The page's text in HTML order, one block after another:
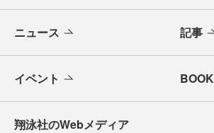
ニュース 記事
イベント
翔泳社のWebメディア